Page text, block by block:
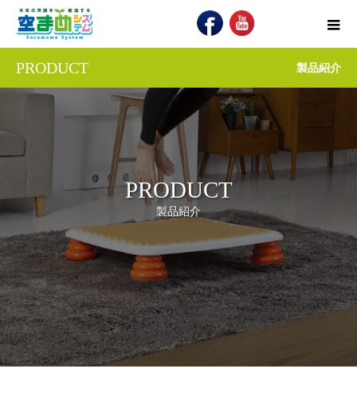
PRODUCT 製品紹介
PRODUCT
製品紹介